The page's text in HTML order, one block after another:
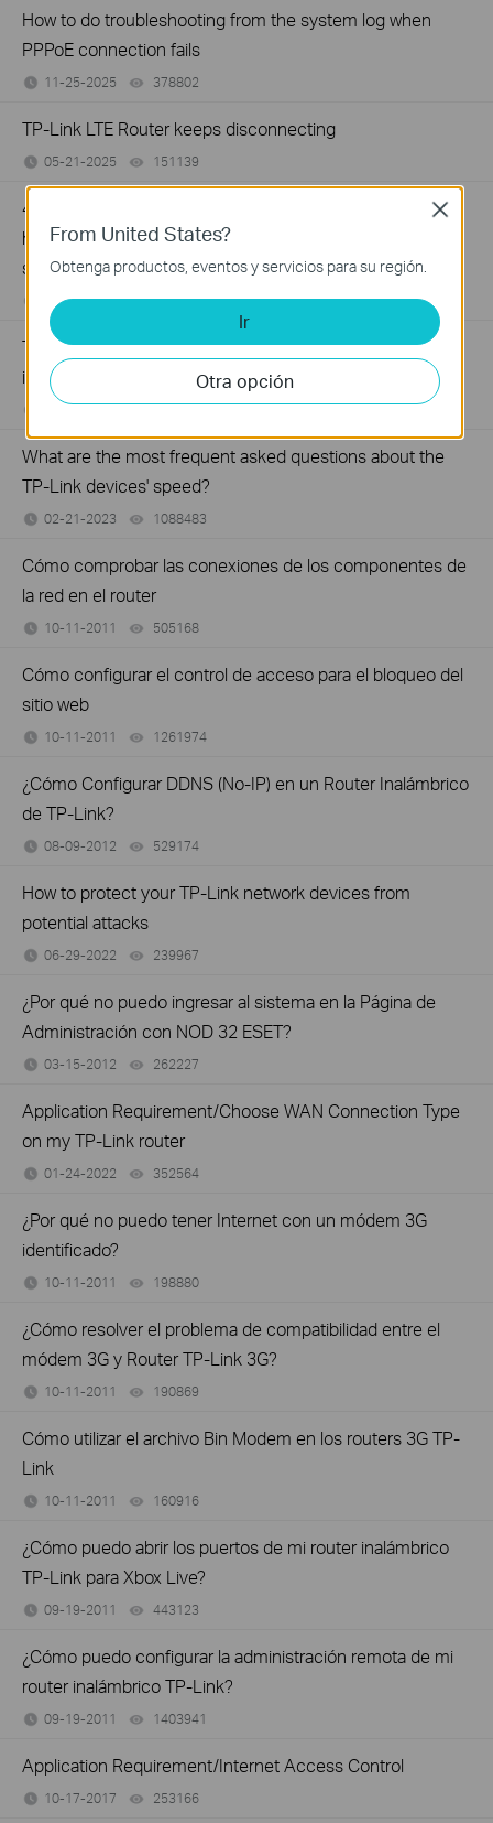
How to do troubleshooting from the system log when
PPPoE connection fails
11-25-2025 378802
TP-Link LTE Router keeps disconnecting
05-21-2025 151139
4G 5G Routers (Including Deco, LTE Gateway and MiFi)
have no Internet due to 464XLAT technology used by
some operators (e.g., Jio, Globe)
05-20-2025 120928views
The Weak Security and Privacy Warning on the iOS14 or
iOS15
06-25-2023 609723views
What are the most frequent asked questions about the
TP-Link devices' speed?
02-21-2023 1088483
Cómo comprobar las conexiones de los componentes de
la red en el router
10-11-2011 505168
Cómo configurar el control de acceso para el bloqueo del
sitio web
10-11-2011 1261974
¿Cómo Configurar DDNS (No-IP) en un Router Inalámbrico
de TP-Link?
08-09-2012 529174
How to protect your TP-Link network devices from
potential attacks
06-29-2022 239967
¿Por qué no puedo ingresar al sistema en la Página de
Administración con NOD 32 ESET?
03-15-2012 262227
Application Requirement/Choose WAN Connection Type
on my TP-Link router
01-24-2022 352564
¿Por qué no puedo tener Internet con un módem 3G
identificado?
10-11-2011 198880
¿Cómo resolver el problema de compatibilidad entre el
módem 3G y Router TP-Link 3G?
10-11-2011 190869
Cómo utilizar el archivo Bin Modem en los routers 3G TP-
Link
10-11-2011 160916
¿Cómo puedo abrir los puertos de mi router inalámbrico
TP-Link para Xbox Live?
09-19-2011 443123
¿Cómo puedo configurar la administración remota de mi
router inalámbrico TP-Link?
09-19-2011 1403941
Application Requirement/Internet Access Control
10-17-2017 253166
From United States?
Obtenga productos, eventos y servicios para su región.
Ir
Otra opción
Close